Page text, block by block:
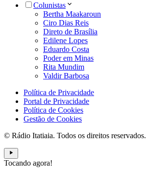
Colunistas
Bertha Maakaroun
Ciro Dias Reis
Direto de Brasília
Edilene Lopes
Eduardo Costa
Poder em Minas
Rita Mundim
Valdir Barbosa
Política de Privacidade
Portal de Privacidade
Política de Cookies
Gestão de Cookies
© Rádio Itatiaia. Todos os direitos reservados.
Tocando agora!